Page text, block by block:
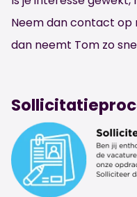
Neem dan contact
dan neemt Tom zo